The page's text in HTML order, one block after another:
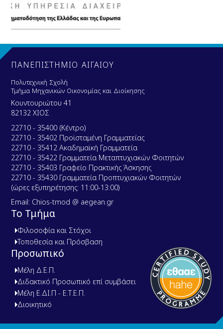
ΠΑΝΕΠΙΣΤΗΜΙΟ ΑΙΓΑΙΟΥ
Πολυτεχνική Σχολή
Τμήμα Μηχανικών Οικονομίας και Διοίκησης
Κουντουριώτου 41
82132 ΧΙΟΣ
22710 - 35400 (Κέντρο)
22710 - 35402 Προϊσταμένη Γραμματείας
22710 - 35412 Ακαδημαϊκή Γραμματεία
22710 - 35422 Γραμματεία Μεταπτυχιακών Φοιτητών
22710 - 35403 Γραφείο Πρακτικής Άσκησης
22710 - 35430 Γραμματεία Προπτυχιακών Φοιτητών
(ώρες εξυπηρέτησης: 11:00-13:00)
Email: Chios-tmod @ aegean.gr
Το Τμήμα
Φιλοσοφία και Στόχοι
Τοποθεσία και Πρόσβαση
Προσωπικό
Μέλη Δ.Ε.Π.
Διδακτικό Προσωπικό επί συμβάσει
Μέλη Ε.ΔΙ.Π - Ε.Τ.Ε.Π.
Διοικητικό